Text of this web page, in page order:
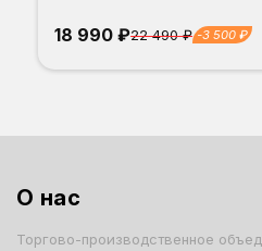
18 990 ₽22 490 ₽ -3 500 ₽
О нас
Торгово-производственное